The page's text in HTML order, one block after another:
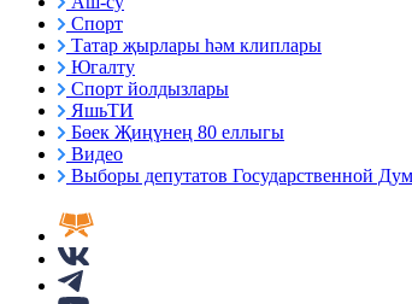
Спорт
Татар җырлары һәм клиплары
Югалту
Спорт йолдызлары
ЯшьТИ
Бөек Җиңүнең 80 еллыгы
Видео
Выборы депутатов Государственной